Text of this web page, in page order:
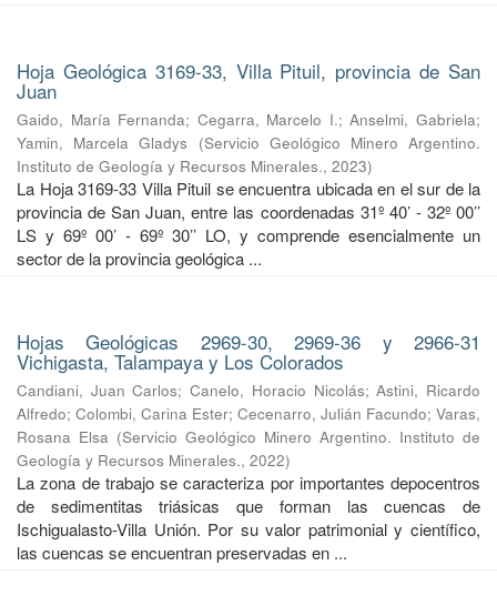
Hoja Geológica 3169-33, Villa Pituil, provincia de San
Juan
Gaido, María Fernanda; Cegarra, Marcelo I.;Anselmi, Gabriela;
Yamin, Marcela Gladys
(Servicio Geológico Minero Argentino.
Instituto de Geología y Recursos Minerales., 2023)
La Hoja 3169-33 Villa Pituil se encuentra ubicada en el sur de la
provincia de San Juan, entre las coordenadas 31º 40’ - 32º 00’’
LS y 69º 00’ - 69º 30’’ LO, y comprende esencialmente un
sector de la provincia geológica ...
Hojas Geológicas 2969-30, 2969-36 y 2966-31
Vichigasta, Talampaya y Los Colorados
Candiani, Juan Carlos;Canelo, Horacio Nicolás;Astini, Ricardo
Alfredo; Colombi, Carina Ester; Cecenarro, Julián Facundo; Varas,
Rosana Elsa (Servicio Geológico Minero Argentino. Instituto de
Geología y Recursos Minerales., 2022)
La zona de trabajo se caracteriza por importantes depocentros
de sedimentitas triásicas que forman las cuencas de
Ischigualasto-Villa Unión. Por su valor patrimonial y cientíﬁco,
las cuencas se encuentran preservadas en ...